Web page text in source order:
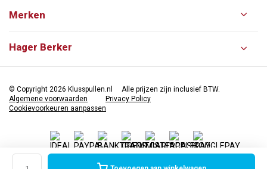
Merken
Hager Berker
© Copyright 2026 Klusspullen.nl
Alle prijzen zijn inclusief BTW.
Algemene voorwaarden
Privacy Policy
Cookievoorkeuren aanpassen